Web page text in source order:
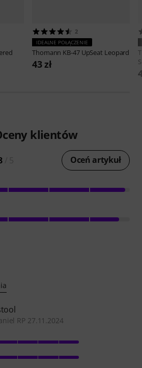
2
IDEALNE POŁĄCZENIE
Thomann KB-47 UpSeat Leopard
43 zł
klientów
Oceń artykuł
RP 27.11.2024